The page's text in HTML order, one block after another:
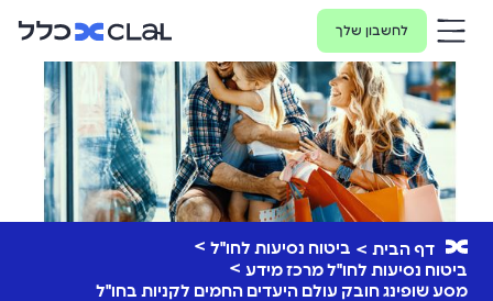
לחשבון שלך
דף הבית
ביטוח נסיעות לחו"ל
ביטוח נסיעות לחו"ל מרכז מידע
מסע שופינג חובק עולם היעדים החמים לקניות בחו"ל